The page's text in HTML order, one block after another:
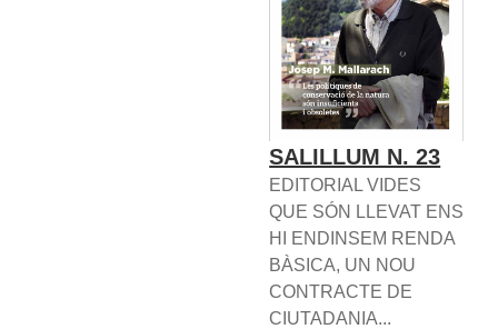
SALILLUM N. 23
EDITORIAL VIDES
QUE SÓN LLEVAT ENS
HI ENDINSEM RENDA
BÀSICA, UN NOU
CONTRACTE DE
CIUTADANIA...